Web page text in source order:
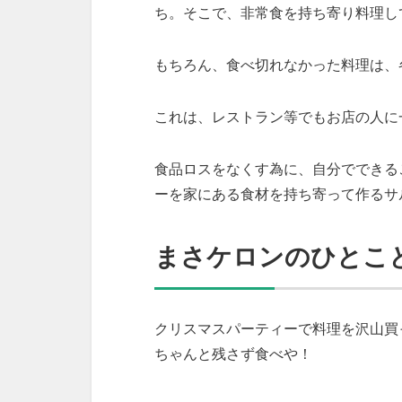
ち。そこで、非常食を持ち寄り料理
もちろん、食べ切れなかった料理は
これは、レストラン等でもお店の人
食品ロスをなくす為に、自分ででき
ーを家にある食材を持ち寄って作る
まさケロンのひとこ
クリスマスパーティーで料理を沢山
ちゃんと残さず食べや！